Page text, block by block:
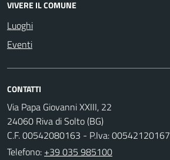
VIVERE IL COMUNE
Luoghi
Eventi
CONTATTI
Via Papa Giovanni XXIII, 22
24060 Riva di Solto (BG)
C.F. 00542080163 - P.Iva: 00542120167
Telefono: +39 035 985100